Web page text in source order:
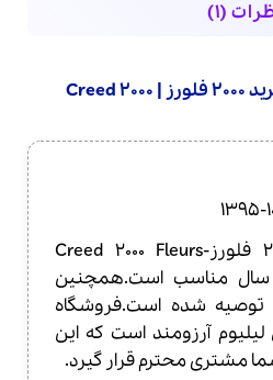
(1)
عطر ادکلن کرید 2000 فلورز | Creed 2000
1395-
عطر ادکلن کرید ۲۰۰۰ فلورز-Creed 2000 Fleurs
مناسب است.همچنین
توصیه شده است.فروشگاه
لیلیوم آرزومند است که این
مشتری محترم قرار گیرد.